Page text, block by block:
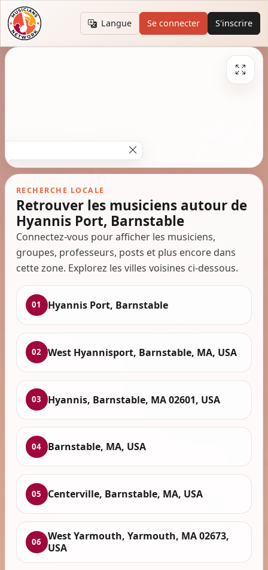
Langue Se connecter S'inscrire
RECHERCHE LOCALE
Retrouver les musiciens autour de
Hyannis Port, Barnstable
Connectez-vous pour afficher les musiciens,
groupes, professeurs, posts et plus encore dans
cette zone. Explorez les villes voisines ci-dessous.
01 Hyannis Port, Barnstable
02 West Hyannisport, Barnstable, MA, USA
03 Hyannis, Barnstable, MA 02601, USA
04 Barnstable, MA, USA
05 Centerville, Barnstable, MA, USA
06
West Yarmouth, Yarmouth, MA 02673,
USA